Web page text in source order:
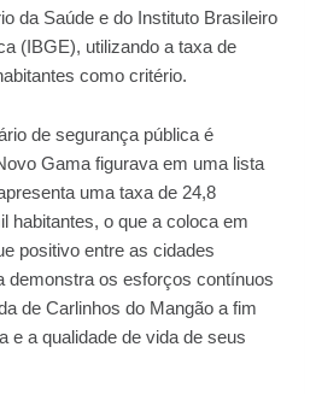
da Saúde e do Instituto Brasileiro
(IBGE), utilizando a taxa de
como critério.
de segurança pública é
Gama figurava em uma lista
uma taxa de 24,8
habitantes, o que a coloca em
positivo entre as cidades
demonstra os esforços contínuos
de Carlinhos do Mangão a fim
e a qualidade de vida de seus